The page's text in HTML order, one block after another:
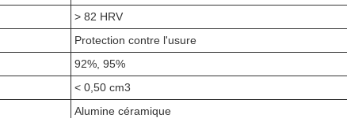
> 82 HRV
Protection contre l'usure
92%, 95%
< 0,50 cm3
Alumine céramique